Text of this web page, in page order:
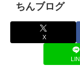
ちんブログ
X